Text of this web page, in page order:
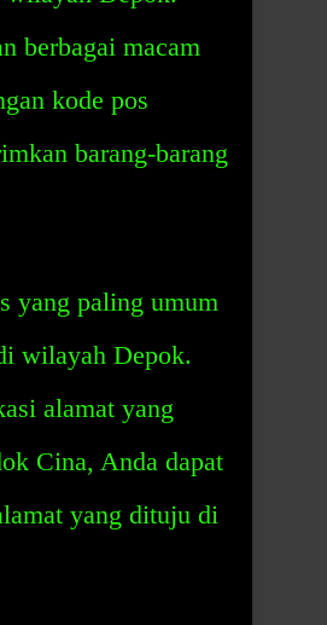
berbagai macam
kode pos
barang-barang
yang paling umum
wilayah Depok.
alamat yang
Cina, Anda dapat
yang dituju di